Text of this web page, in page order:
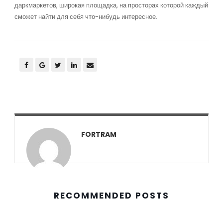
даркмаркетов, широкая площадка, на просторах которой каждый
сможет найти для себя что-нибудь интересное.
FORTRAM
RECOMMENDED POSTS